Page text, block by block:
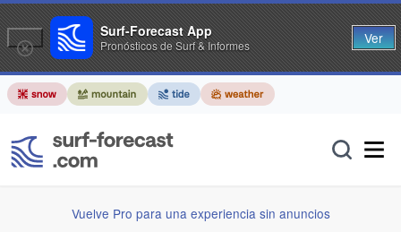
Vuelve Pro para una experiencia sin anuncios
Surf-Forecast App
Pronósticos de Surf & Informes Ver